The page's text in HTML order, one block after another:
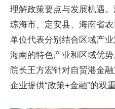
理解政策要点与发展机遇
琼海市、定安县、海南省
单位代表分别结合区域产
海南的特色产业和区域优
院长王方宏针对自贸港金
企业提供“政策+金融”的双